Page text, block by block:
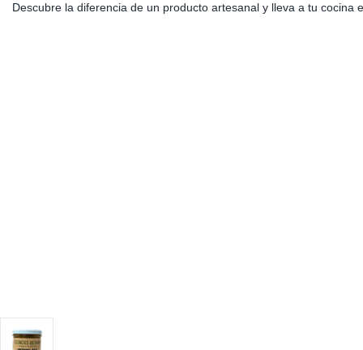
Descubre la diferencia de un producto artesanal y lleva a tu cocina